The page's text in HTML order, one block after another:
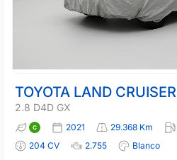
TOYOTA LAND CRUISER
2.8 D4D GX
2021 29.368 Km
204 CV
2.755
Blanco